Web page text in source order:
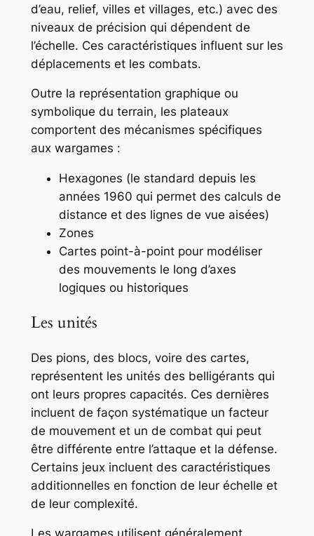
d’eau, relief, villes et villages, etc.) avec des
niveaux de précision qui dépendent de
l’échelle. Ces caractéristiques influent sur les
déplacements et les combats.
Outre la représentation graphique ou
symbolique du terrain, les plateaux
comportent des mécanismes spécifiques
aux wargames :
Hexagones (le standard depuis les
années 1960 qui permet des calculs de
distance et des lignes de vue aisées)
Zones
Cartes point-à-point pour modéliser
des mouvements le long d’axes
logiques ou historiques
Les unités
Des pions, des blocs, voire des cartes,
représentent les unités des belligérants qui
ont leurs propres capacités. Ces dernières
incluent de façon systématique un facteur
de mouvement et un de combat qui peut
être différente entre l’attaque et la défense.
Certains jeux incluent des caractéristiques
additionnelles en fonction de leur échelle et
de leur complexité.